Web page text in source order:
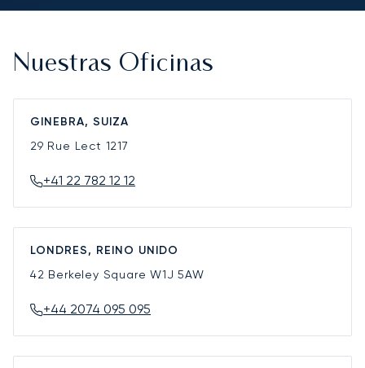
Nuestras Oficinas
GINEBRA, SUIZA
29 Rue Lect 1217
+41 22 782 12 12
LONDRES, REINO UNIDO
42 Berkeley SquareW1J 5AW
+44 2074 095 095